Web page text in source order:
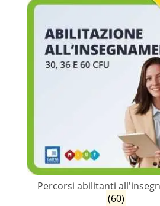
Percorsi abilitanti
(60)